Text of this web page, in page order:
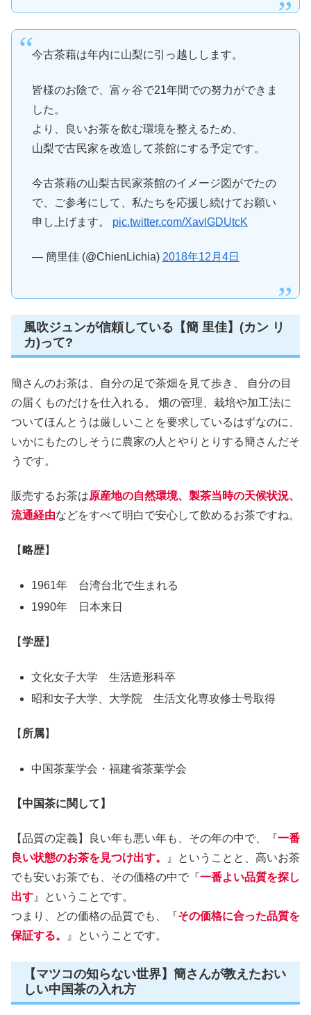
今古茶藉は年内に山梨に引っ越しします。
皆様のお陰で、富ヶ谷で21年間での努力ができま
した。
より、良いお茶を飲む環境を整えるため、
山梨で古民家を改造して茶館にする予定です。
今古茶藉の山梨古民家茶館のイメージ図がでたの
で、ご参考にして、私たちを応援し続けてお願い
申し上げます。 pic.twitter.com/XavlGDUtcK
— 簡里佳 (@ChienLichia) 2018年12月4日
風吹ジュンが信頼している【簡 里佳】(カン リ
カ)って?
簡さんのお茶は、自分の足で茶畑を見て歩き、 自分の目
の届くものだけを仕入れる。 畑の管理、栽培や加工法に
ついてほんとうは厳しいことを要求しているはずなのに、
いかにもたのしそうに農家の人とやりとりする簡さんだそ
うです。
販売するお茶は原産地の自然環境、製茶当時の天候状況、
流通経由などをすべて明白で安心して飲めるお茶ですね。
【略歴】
1961年 台湾台北で生まれる
1990年 日本来日
【学歴】
文化女子大学 生活造形科卒
昭和女子大学、大学院 生活文化専攻修士号取得
【 所属】
中国茶葉学会・福建省茶葉学会
【中国茶に関して】
【品質の定義】良い年も悪い年も、その年の中で、『 一番
良い状態のお茶を見つけ出す。
』ということと、高いお茶
でも安いお茶でも、その価格の中で『 一番よい品質を探し
出す』ということです。
つまり、どの価格の品質でも、『 その価格に合った品質を
保証する。
』ということです。
【マツコの知らない世界】簡さんが教えたおい
しい中国茶の入れ方